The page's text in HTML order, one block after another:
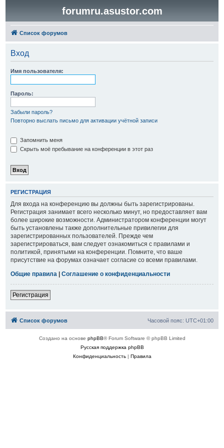
forumru.asustor.com
Список форумов
Вход
Имя пользователя:
Пароль:
Забыли пароль?
Повторно выслать письмо для активации учётной записи
Запомнить меня
Скрыть моё пребывание на конференции в этот раз
РЕГИСТРАЦИЯ
Для входа на конференцию вы должны быть зарегистрированы.
Регистрация занимает всего несколько минут, но предоставляет вам
более широкие возможности. Администратором конференции могут
быть установлены также дополнительные привилегии для
зарегистрированных пользователей. Прежде чем
зарегистрироваться, вам следует ознакомиться с правилами и
политикой, принятыми на конференции. Помните, что ваше
присутствие на форумах означает согласие со всеми правилами.
Общие правила | Соглашение о конфиденциальности
Регистрация
Список форумов Часовой пояс: UTC+01:00
Создано на основе phpBB® Forum Software © phpBB Limited
Русская поддержка phpBB
Конфиденциальность| Правила